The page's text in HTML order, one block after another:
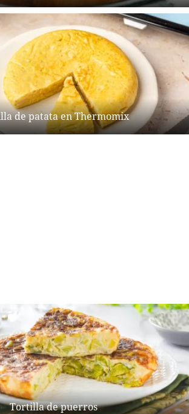
de patata en Thermomix
Tortilla de puerros